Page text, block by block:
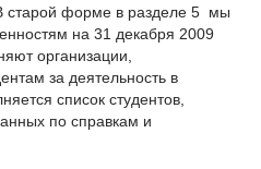
старой форме в разделе 5 мы
на 31 декабря 2009
организации,
за деятельность в
список студентов,
по справкам и